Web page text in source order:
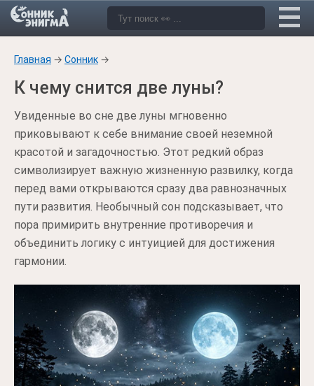
Главная → Сонник →
К чему снится две луны?
Увиденные во сне две луны мгновенно
приковывают к себе внимание своей неземной
красотой и загадочностью. Этот редкий образ
символизирует важную жизненную развилку, когда
перед вами открываются сразу два равнозначных
пути развития. Необычный сон подсказывает, что
пора примирить внутренние противоречия и
объединить логику с интуицией для достижения
гармонии.